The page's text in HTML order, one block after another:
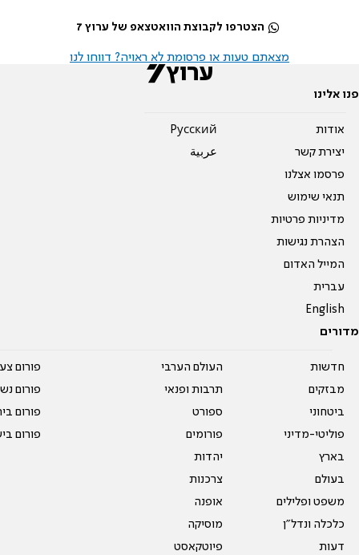
הצטרפו לקבוצת הוואטצאפ של ערוץ 7
מצאתם טעות או פרסומת לא ראויה? דווחו לנו
פנו אלינו
אודות
יצירת קשר
פרסמו אצלנו
תנאי שימוש
מדיניות פרטיות
הצהרת נגישות
המייל האדום
עברית
English
Pусский
عربية
מדורים
חדשות
מבזקים
ביטחוני
פוליטי-מדיני
בארץ
בעולם
משפט ופלילים
כלכלה ונדל"ן
דעות
העולם הערבי
תרבות ופנאי
ספורט
פורומים
יהדות
צרכנות
אופנה
מוסיקה
פיוטקאסט
פורום
פורום
פורום
פורום